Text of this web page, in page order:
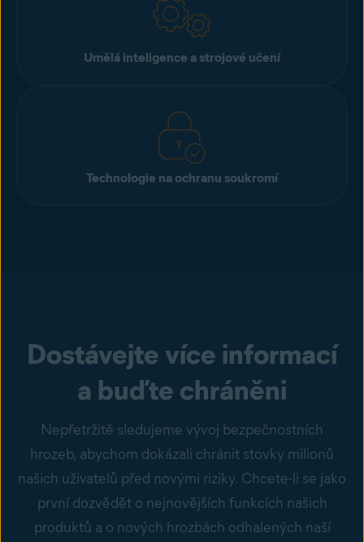
Umělá inteligence a strojové učení
Technologie na ochranu soukromí
Dostávejte více informací
a buďte chráněni
Nepřetržitě sledujeme vývoj bezpečnostních
hrozeb, abychom dokázali chránit stovky milionů
našich uživatelů před novými riziky. Chcete-li se jako
první dozvědět o nejnovějších funkcích našich
produktů a o nových hrozbách odhalených naší